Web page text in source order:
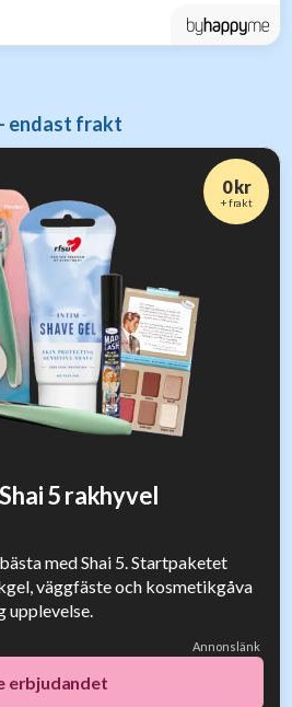
endast frakt
5 rakhyvel
0 kr
+ frakt
med Shai 5. Startpaketet
väggfäste och kosmetikgåva
upplevelse.
Annonslänk
erbjudandet